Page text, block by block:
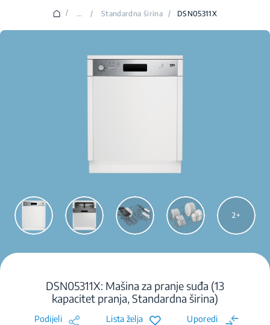
/ ... / Standardna širina / DSN05311X
2
DSN05311X: Mašina za pranje suđa (13
kapacitet pranja, Standardna širina)
Podijeli Lista želja Uporedi